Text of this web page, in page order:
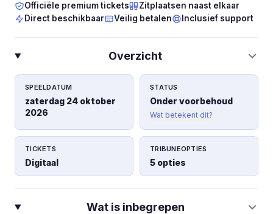
Officiële premium tickets
Zitplaatsen naast elkaar
Direct beschikbaar
Veilig betalen Inclusief support
Overzicht
SPEELDATUM
zaterdag 24 oktober
2026
STATUS
Onder voorbehoud
Wat betekent dit?
TICKETS
Digitaal
TRIBUNEOPTIES
5 opties
Wat is inbegrepen